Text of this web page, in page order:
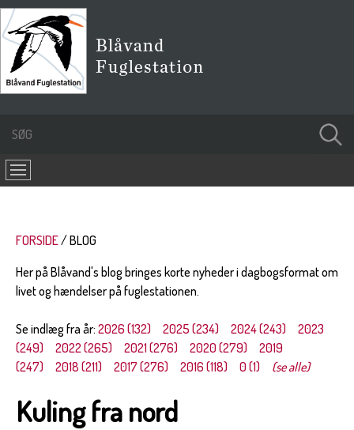
FORSIDE
BLOG
Her på Blåvand's blog bringes korte nyheder i dagbogsformat om
livet og hændelser på fuglestationen.
Se indlæg fra år: 2026 (132) 2025 (234) 2024 (243)
2023
(249)
2022 (265) 2021 (276) 2020 (279)
2019
(247)
2018 (211) 2017 (276) 2016 (118) 0 (1) (se alle)
Kuling fra nord